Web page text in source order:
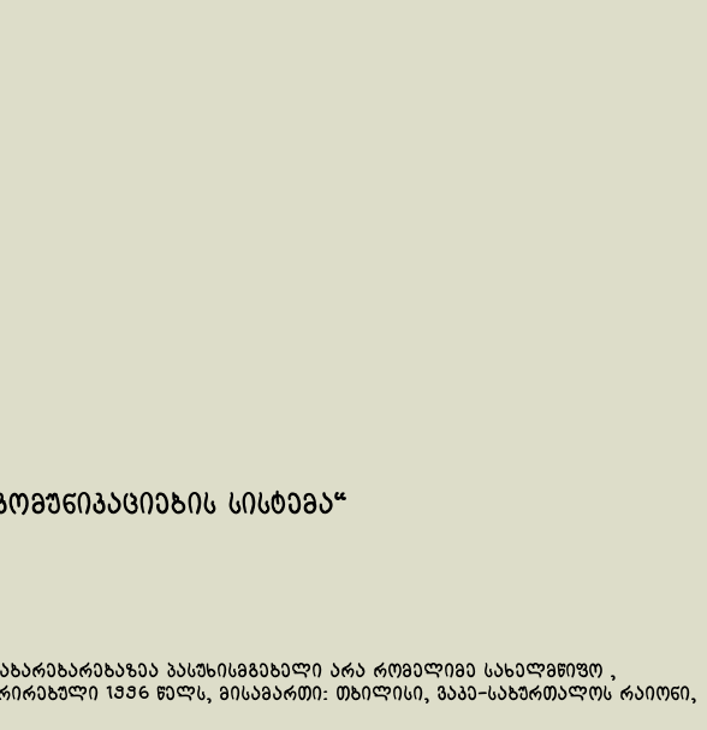
სისტემა“
პასუხისმგებელი არა რომელიმე სახელმწიფო ,
1996 წელს, მისამართი: თბილისი, ვაკე-საბურთალოს რაიონი,